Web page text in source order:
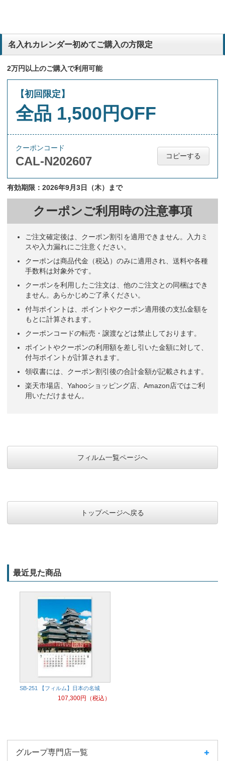
名入れカレンダー初めてご購入の方限定
2万円以上のご購入で利用可能
【初回限定】
全品 1,500円OFF
クーポンコード
CAL-N202607 コピーする
有効期限：2026年9月3日（木）まで
クーポンご利用時の注意事項
ご注文確定後は、クーポン割引を適用できません。入力ミ
スや入力漏れにご注意ください。
クーポンは商品代金（税込）のみに適用され、送料や各種
手数料は対象外です。
クーポンを利用したご注文は、他のご注文との同梱はでき
ません。あらかじめご了承ください。
付与ポイントは、ポイントやクーポン適用後の支払金額を
もとに計算されます。
クーポンコードの転売・譲渡などは禁止しております。
ポイントやクーポンの利用額を差し引いた金額に対して、
付与ポイントが計算されます。
領収書には、クーポン割引後の合計金額が記載されます。
楽天市場店、Yahooショッピング店、Amazon店ではご利
用いただけません。
フィルム一覧ページへ
トップページへ戻る
最近見た商品
SB-251 【フィルム】日本の名城
107,300円（税込）
グループ専門店一覧